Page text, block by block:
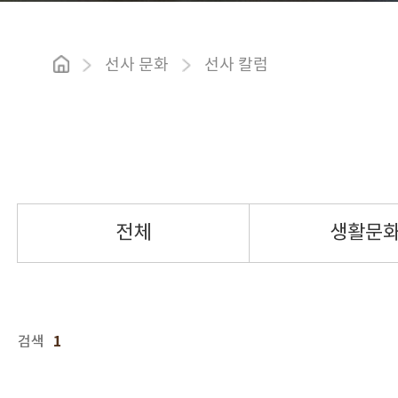
선사 문화 선사 칼럼
전체 생활문
검색 1